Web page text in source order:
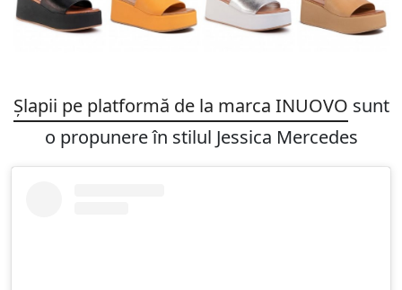
Șlapii pe platformă de la marca INUOVO sunt
o propunere în stilul Jessica Mercedes